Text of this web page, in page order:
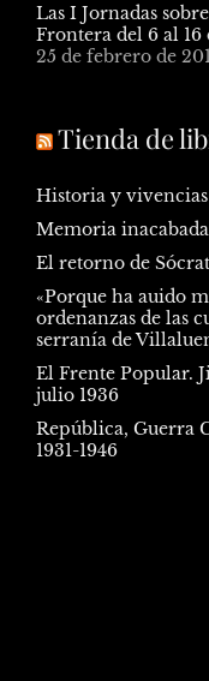
Las I Jornadas
Frontera del 6 al 16
25 de febrero de
Tienda de
Historia y
Memoria inacabada
El retorno de
«Porque ha auido
ordenanzas de las
serranía de
El Frente Popular.
julio 1936
República, Guerra
1931-1946